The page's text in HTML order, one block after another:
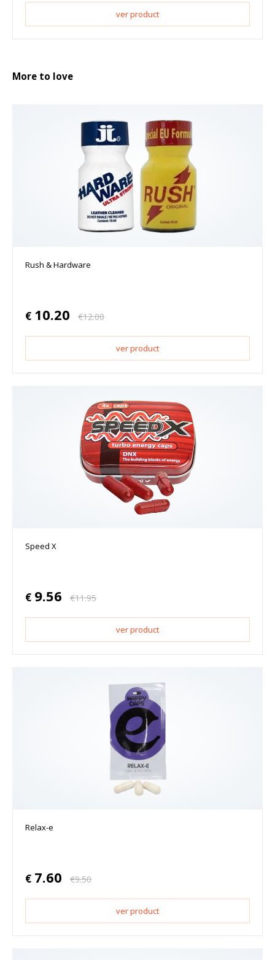
ver product
More to love
Rush & Hardware
€ 10.20 €12.00
ver product
Speed X
€ 9.56 €11.95
ver product
Relax-e
€ 7.60 €9.50
ver product